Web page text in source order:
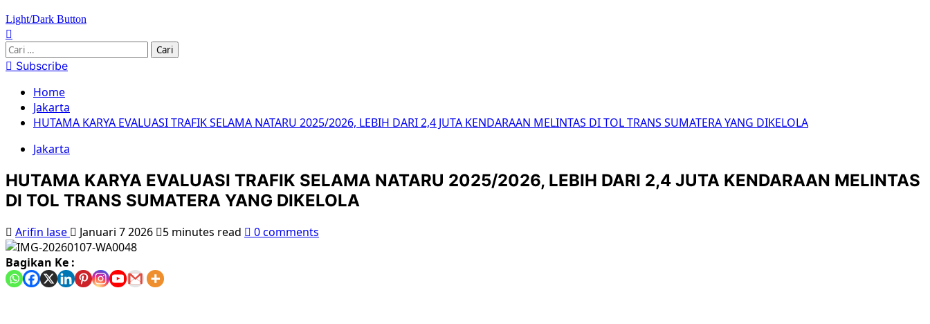
Light/Dark Button
Subscribe
Home
Jakarta
HUTAMA KARYA EVALUASI TRAFIK SELAMA NATARU 2025/2026, LEBIH DARI 2,4 JUTA KENDARAAN MELINTAS DI TOL TRANS SUMATERA YANG DIKELOLA
Jakarta
HUTAMA KARYA EVALUASI TRAFIK SELAMA NATARU 2025/2026, LEBIH DARI 2,4 JUTA KENDARAAN MELINTAS
DI TOL TRANS SUMATERA YANG DIKELOLA
Arifin lase Januari 7 2026 5 minutes read
0 comments
Bagikan Ke :